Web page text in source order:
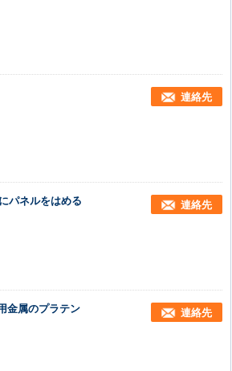
連絡先
パネルをはめる 連絡先
金属のプラテン 連絡先